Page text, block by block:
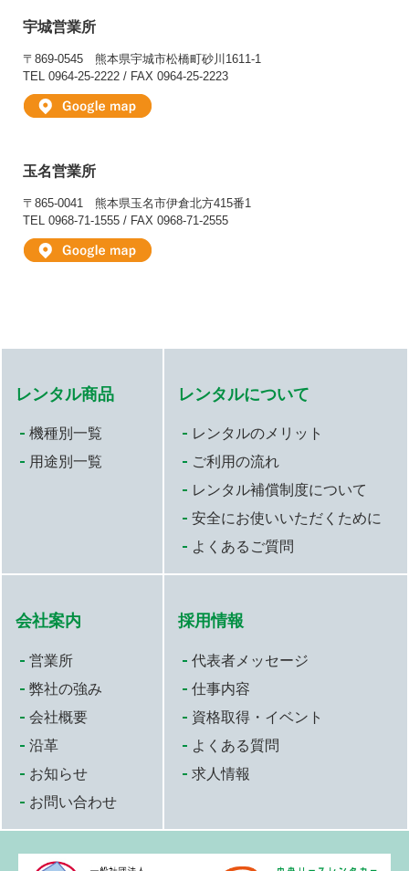
宇城営業所
〒869-0545 熊本県宇城市松橋町砂川1611-1
TEL 0964-25-2222 / FAX 0964-25-2223
玉名営業所
〒865-0041 熊本県玉名市伊倉北方415番1
TEL 0968-71-1555 / FAX 0968-71-2555
レンタル商品
機種別一覧
用途別一覧
レンタルについて
レンタルのメリット
ご利用の流れ
レンタル補償制度について
安全にお使いいただくために
よくあるご質問
会社案内
営業所
弊社の強み
会社概要
沿革
お知らせ
お問い合わせ
採用情報
代表者メッセージ
仕事内容
資格取得・イベント
よくある質問
求人情報